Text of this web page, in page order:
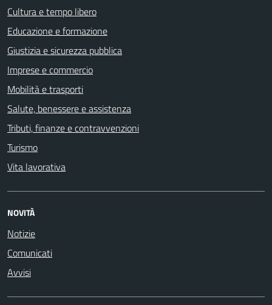
Cultura e tempo libero
Educazione e formazione
Giustizia e sicurezza pubblica
Imprese e commercio
Mobilità e trasporti
Salute, benessere e assistenza
Tributi, finanze e contravvenzioni
Turismo
Vita lavorativa
NOVITÀ
Notizie
Comunicati
Avvisi